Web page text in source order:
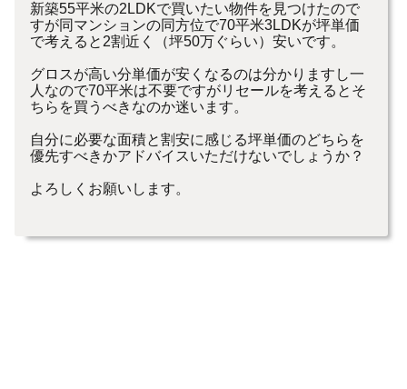
新築55平米の2LDKで買いたい物件を見つけたので
すが同マンションの同方位で70平米3LDKが坪単価
で考えると2割近く（坪50万ぐらい）安いです。
グロスが高い分単価が安くなるのは分かりますし一
人なので70平米は不要ですがリセールを考えるとそ
ちらを買うべきなのか迷います。
自分に必要な面積と割安に感じる坪単価のどちらを
優先すべきかアドバイスいただけないでしょうか？
よろしくお願いします。